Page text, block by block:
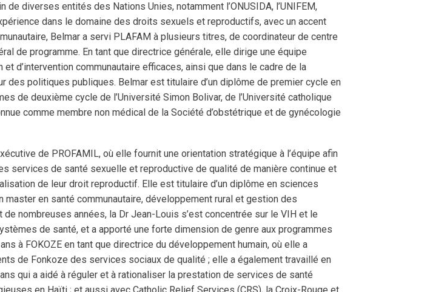
diverses entités des Nations Unies, notamment l’ONUSIDA, l’UNIFEM,
dans le domaine des droits sexuels et reproductifs, avec un accent
Belmar a servi PLAFAM à plusieurs titres, de coordinateur de centre
de programme. En tant que directrice générale, elle dirige une équipe
d’intervention communautaire efficaces, ainsi que dans le cadre de la
politiques publiques. Belmar est titulaire d’un diplôme de premier cycle en
de deuxième cycle de l’Université Simon Bolivar, de l’Université catholique
comme membre non médical de la Société d’obstétrique et de gynécologie
de PROFAMIL, où elle fournit une orientation stratégique à l’équipe afin
services de santé sexuelle et reproductive de qualité de manière continue et
de leur droit reproductif. Elle est titulaire d’un diplôme en sciences
en santé communautaire, développement rural et gestion des
nombreuses années, la Dr Jean-Louis s’est concentrée sur le VIH et le
de santé, et a apporté une forte dimension de genre aux programmes
à FOKOZE en tant que directrice du développement humain, où elle a
de Fonkoze des services sociaux de qualité ; elle a également travaillé en
qui a aidé à réguler et à rationaliser la prestation de services de santé